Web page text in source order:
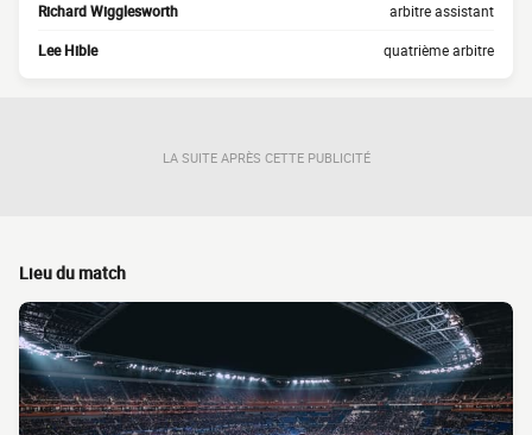
Richard Wigglesworth arbitre assistant
Lee Hible quatrième arbitre
LA SUITE APRÈS CETTE PUBLICITÉ
Lieu du match